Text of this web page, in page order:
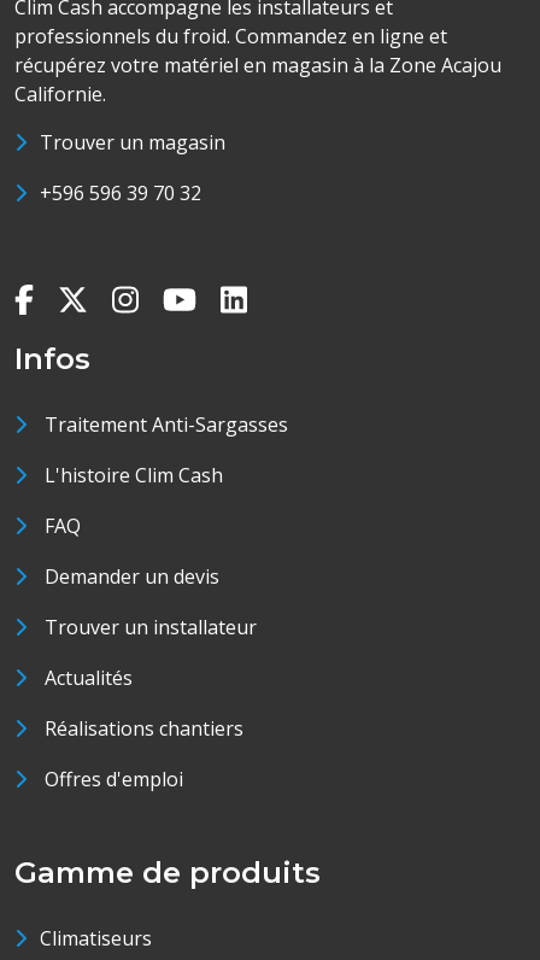
Clim Cash accompagne les installateurs et
professionnels du froid. Commandez en ligne et
récupérez votre matériel en magasin à la Zone Acajou
Californie.
Trouver un magasin
+596 596 39 70 32
Infos
Traitement Anti-Sargasses
L'histoire Clim Cash
FAQ
Demander un devis
Trouver un installateur
Actualités
Réalisations chantiers
Offres d'emploi
Gamme de produits
Climatiseurs